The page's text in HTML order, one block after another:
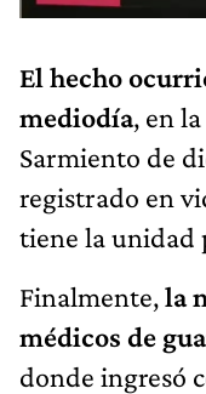
El hecho
mediodía, en
Sarmiento de
registrado en
tiene la unidad
Finalmente,la
médicos de
donde ingresó